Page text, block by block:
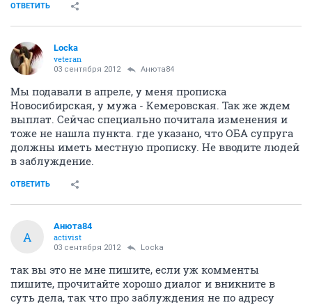
ОТВЕТИТЬ
Locka
veteran
03 сентября 2012 Анюта84
Мы подавали в апреле, у меня прописка
Новосибирская, у мужа - Кемеровская. Так же ждем
выплат. Сейчас специально почитала изменения и
тоже не нашла пункта. где указано, что ОБА супруга
должны иметь местную прописку. Не вводите людей
в заблуждение.
ОТВЕТИТЬ
А
Анюта84
activist
03 сентября 2012 Locka
так вы это не мне пишите, если уж комменты
пишите, прочитайте хорошо диалог и вникните в
суть дела, так что про заблуждения не по адресу